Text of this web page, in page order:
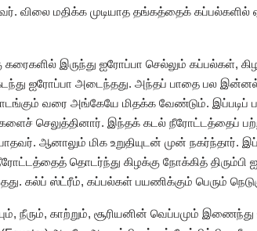
விலை மதிக்க முடியாத தங்கத்தைக்
இருந்து ஐரோப்பா செல்லும் கப்பல்கள்,
ஐரோப்பா அடைந்தது. அந்தப் பாதை பல
வரை அங்கேயே மிதக்க வேண்டும்.
செலுத்தினார். இந்தக் கடல் நீரோட்டத்தைப் பற்றி
ஆனாலும் மிக உறுதியுடன் முன் நகர்ந்தார்.
தொடர்ந்து கிழக்கு நோக்கித் திரும்பி
கல்ப் ஸ்ட்ரீம், கப்பல்கள் பயணிக்கும் பெரும்
நீரும், காற்றும், சூரியனின் வெப்பமும்